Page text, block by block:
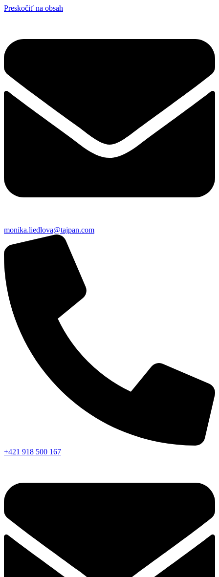
Preskočiť na obsah
monika.liedlova@tajpan.com
+421 918 500 167